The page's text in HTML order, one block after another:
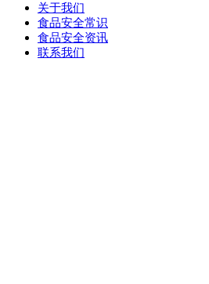
关于我们
食品安全常识
食品安全资讯
联系我们